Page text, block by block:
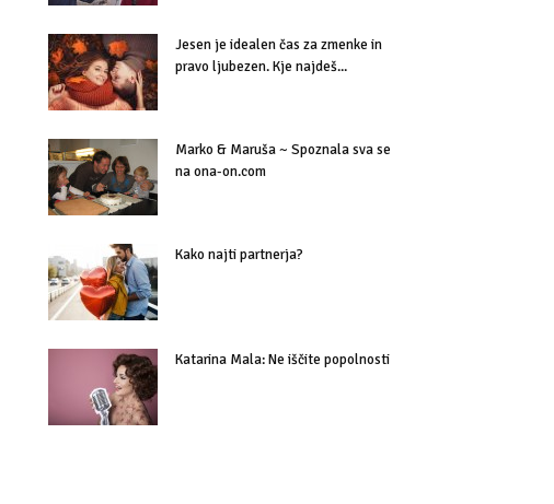
Jesen je idealen čas za zmenke in
pravo ljubezen. Kje najdeš...
Marko & Maruša ~ Spoznala sva se
na ona-on.com
Kako najti partnerja?
Katarina Mala: Ne iščite popolnosti